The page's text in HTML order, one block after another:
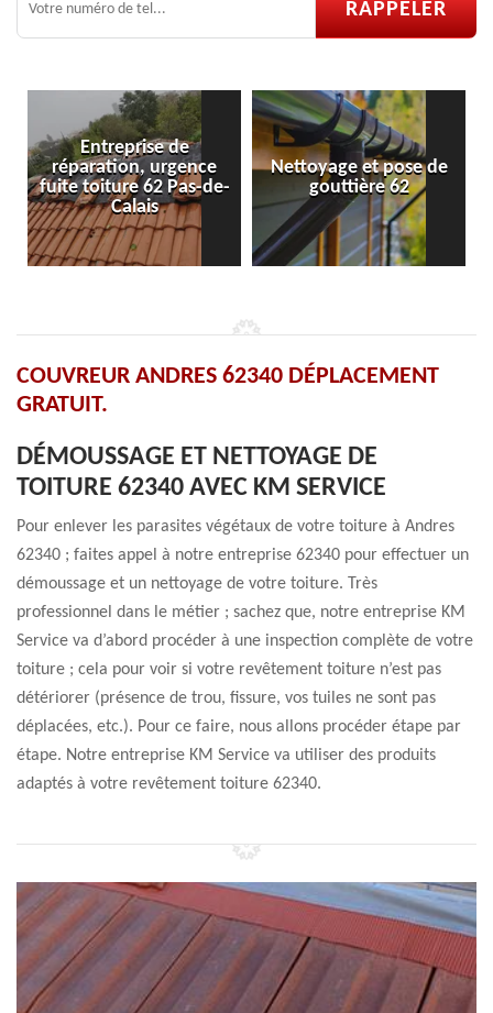
de
Pas-de-
Nettoyage et pose de
gouttière 62
Pose et
velux 62
COUVREUR ANDRES 62340 DÉPLACEMENT
GRATUIT.
DÉMOUSSAGE ET NETTOYAGE DE
TOITURE 62340 AVEC KM SERVICE
Pour enlever les parasites végétaux de votre toiture à Andres
62340 ; faites appel à notre entreprise 62340 pour effectuer un
démoussage et un nettoyage de votre toiture. Très
professionnel dans le métier ; sachez que, notre entreprise KM
Service va d’abord procéder à une inspection complète de votre
toiture ; cela pour voir si votre revêtement toiture n’est pas
détériorer (présence de trou, fissure, vos tuiles ne sont pas
déplacées, etc.). Pour ce faire, nous allons procéder étape par
étape. Notre entreprise KM Service va utiliser des produits
adaptés à votre revêtement toiture 62340.